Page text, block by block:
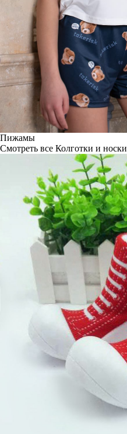
Пижамы
Смотреть все Колготки и носки